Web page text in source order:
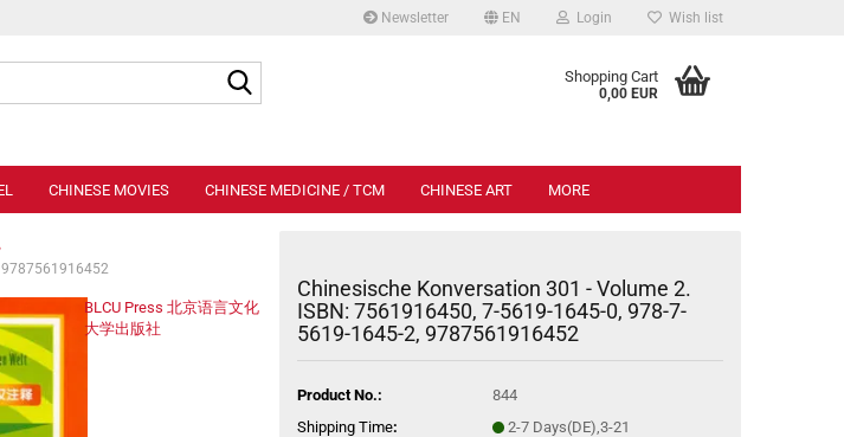
Newsletter EN Login Wish list
Shopping Cart
0,00 EUR
CHINESE MOVIES CHINESE MEDICINE / TCM CHINESE ART MORE
9787561916452
BLCU Press 北京语言文化
大学出版社
Chinesische Konversation 301 - Volume 2.
ISBN: 7561916450, 7-5619-1645-0, 978-7-
5619-1645-2, 9787561916452
Product No.:
844
Shipping Time:
2-7 Days(DE),3-21